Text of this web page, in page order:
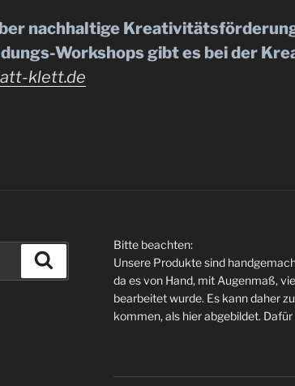
nachhaltige
Workshops gibt es bei der
klett.de
Bitte beachten:
Unsere Produkte sind
da es von Hand, mit Augenmaß,
bearbeitet wurde. Es kann daher
kommen, als hier abgebildet.